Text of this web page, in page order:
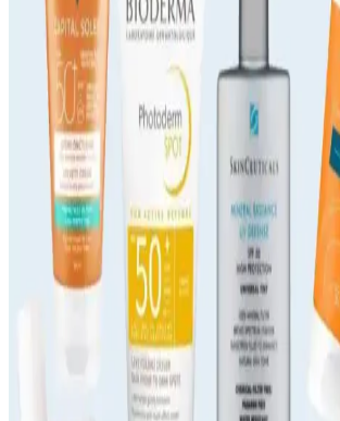
cilt sağlığını korur, leke oluşumunu engeller ve
güçlü bir bariyer oluşturur.
Swiss Bork Güneş Koruyucu ve
Kremler: Güçlü ve Güvenilir
Swiss Bork güneş kremleri yüksek SPF ve
cildi güneşin zararlı etkilerinden korur, leke
suya dayanıklıdır.
Güneş Kremleri 50 ve 100 ml
Koruma Yöntemleri ve Kullanım
Güneş kremi seçiminde boyut, SPF ve
100 ml seçenekleri, kullanım alışkanlıklarına
doğru ürün seçimi cilt sağlığını korur.
Cilt Sağlığını Koruyan ve Renk
Kremleri İncelemesi